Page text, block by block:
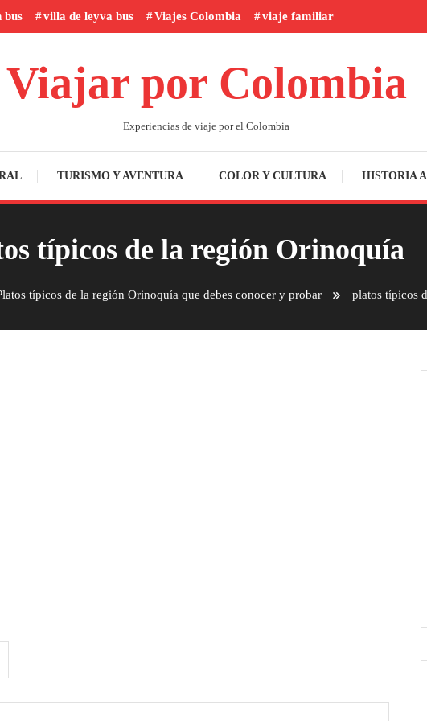
bus villa de leyva bus Viajes Colombia viaje familiar
Viajar por Colombia
Experiencias de viaje por el Colombia
TURISMO Y AVENTURA COLOR Y CULTURA HISTORIA
típicos de la región Orinoquía
típicos de la región Orinoquía que debes conocer y probar platos típicos